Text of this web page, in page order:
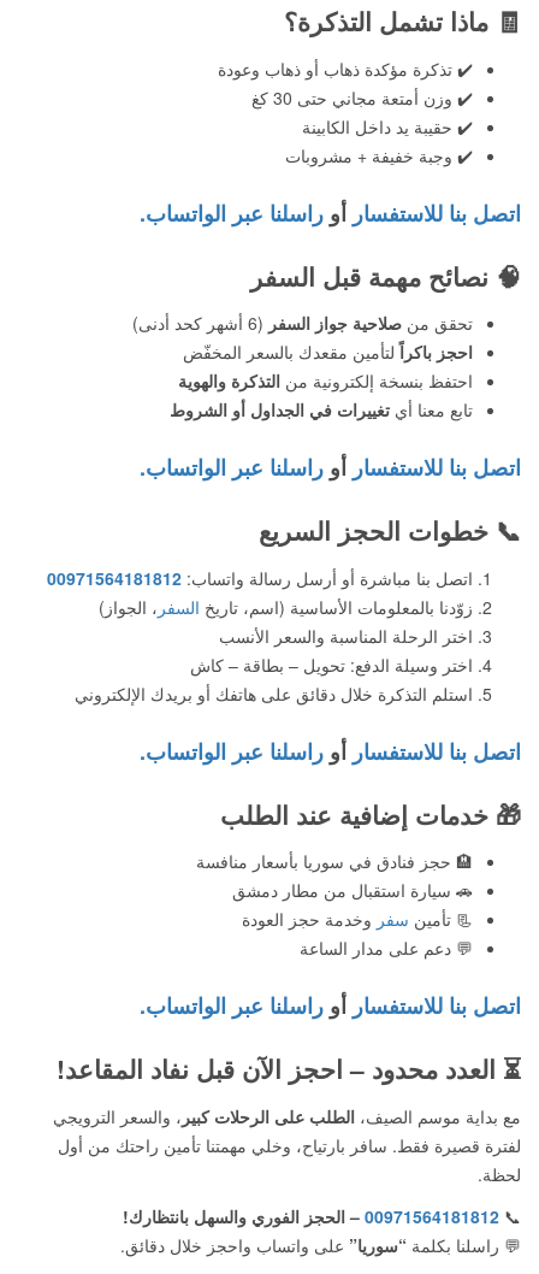
🧾 ماذا تشمل التذكرة؟
✔️ تذكرة مؤكدة ذهاب أو ذهاب وعودة
✔️ وزن أمتعة مجاني حتى 30 كغ
✔️ حقيبة يد داخل الكابينة
✔️ وجبة خفيفة + مشروبات
اتصل بنا للاستفسار أو راسلنا عبر الواتساب.
🧠 نصائح مهمة قبل السفر
تحقق من صلاحية جواز السفر (6 أشهر كحد أدنى)
احجز باكراًلتأمين مقعدك بالسعر المخفّض
احتفظ بنسخة إلكترونية من التذكرة والهوية
تابع معنا أي تغييرات في الجداول أو الشروط
اتصل بنا للاستفسار أو راسلنا عبر الواتساب.
📞 خطوات الحجز السريع
اتصل بنا مباشرة أو أرسل رسالة واتساب: 00971564181812
زوّدنا بالمعلومات الأساسية (اسم، تاريخ السفر ، الجواز)
اختر الرحلة المناسبة والسعر الأنسب
اختر وسيلة الدفع: تحويل – بطاقة – كاش
استلم التذكرة خلال دقائق على هاتفك أو بريدك الإلكتروني
اتصل بنا للاستفسار أو راسلنا عبر الواتساب.
🎁 خدمات إضافية عند الطلب
🏨 حجز فنادق في سوريا بأسعار منافسة
🚗 سيارة استقبال من مطار دمشق
📃 تأمين سفر وخدمة حجز العودة
💬 دعم على مدار الساعة
اتصل بنا للاستفسار أو راسلنا عبر الواتساب.
⏳ العدد محدود – احجز الآن قبل نفاد المقاعد!
مع بداية موسم الصيف، الطلب على الرحلات كبير ، والسعر الترويجي
لفترة قصيرة فقط. سافر بارتياح، وخلي مهمتنا تأمين راحتك من أول
لحظة.
📞
00971564181812 – الحجز الفوري والسهل بانتظارك!
💬 راسلنا بكلمة “سوريا” على واتساب واحجز خلال دقائق.